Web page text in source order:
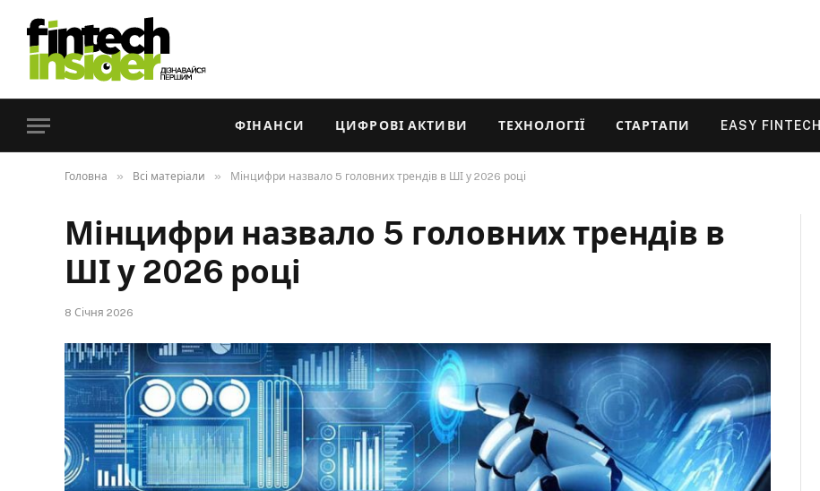
ФІНАНСИ ЦИФРОВІ АКТИВИ ТЕХНОЛОГІЇ СТАРТАПИ EASY FINTECH
Головна » Всі матеріали » Мінцифри назвало 5 головних трендів в ШІ у 2026 році
Мінцифри назвало 5 головних трендів в
ШІ у 2026 році
8 Січня 2026